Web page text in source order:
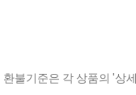
불기준은 각 상품의 '상